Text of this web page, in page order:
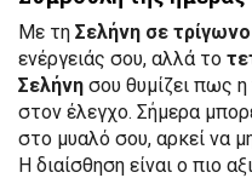
Με τη Σελήνη σε
ενέργειάς σου, αλλά το
Σελήνη σου θυμίζει πως
στον έλεγχο. Σήμερα
στο μυαλό σου, αρκεί να
Η διαίσθηση είναι ο πιο